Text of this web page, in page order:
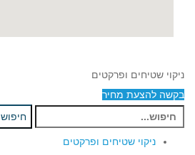
ניקוי שטיחים ופרקטים
בקשה להצעת מחיר
חיפוש
חיפוש
ניקוי שטיחים ופרקטים